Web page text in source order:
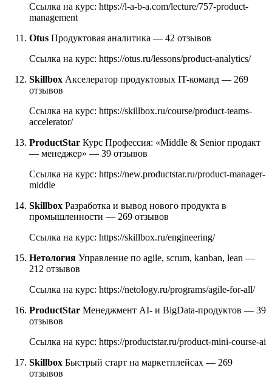
Ссылка на курс: https://l-a-b-a.com/lecture/757-product-
management
Otus Продуктовая аналитика — 42 отзывов
Ссылка на курс: https://otus.ru/lessons/product-analytics/
Skillbox Акселератор продуктовых IT-команд — 269
отзывов
Ссылка на курс: https://skillbox.ru/course/product-teams-
accelerator/
ProductStar Курс Профессия: «Middle & Senior продакт
— менеджер» — 39 отзывов
Ссылка на курс: https://new.productstar.ru/product-manager-
middle
Skillbox Разработка и вывод нового продукта в
промышленности — 269 отзывов
Ссылка на курс: https://skillbox.ru/engineering/
Нетология Управление по аgile, scrum, kanban, lean —
212 отзывов
Ссылка на курс: https://netology.ru/programs/agile-for-all/
ProductStar Менеджмент AI- и BigData-продуктов — 39
отзывов
Ссылка на курс: https://productstar.ru/product-mini-course-ai
Skillbox Быстрый старт на маркетплейсах — 269
отзывов